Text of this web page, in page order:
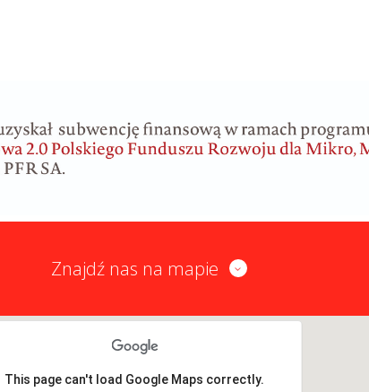
Znajdź nas na mapie
This page can't load Google Maps correctly.